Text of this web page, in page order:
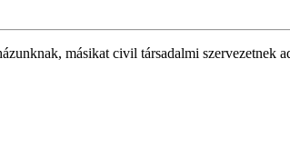
másikat civil társadalmi szervezetnek